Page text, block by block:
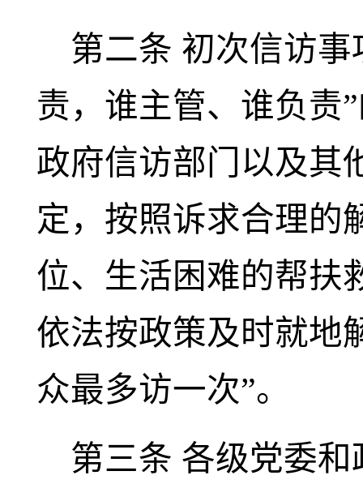
第二条 初次信访事
责，谁主管、谁负责
政府信访部门以及其
定，按照诉求合理的
位、生活困难的帮扶
依法按政策及时就地
众最多访一次”。
第三条 各级党委